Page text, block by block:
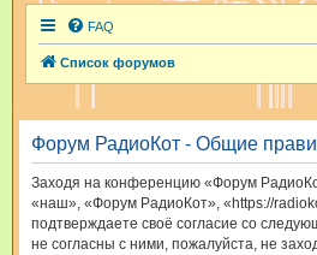
FAQ
Список форумов
Форум РадиоКот - Общие
Заходя на конференцию «Форум
«наш», «Форум РадиоКот», «https://
подтверждаете своё согласие со
не согласны с ними, пожалуйста, не